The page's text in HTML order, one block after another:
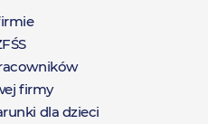
firmy
dla dzieci